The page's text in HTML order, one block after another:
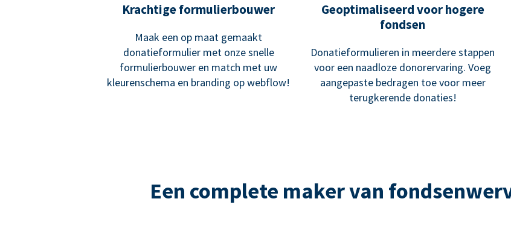
Krachtige formulierbouwer
Maak een op maat gemaakt
donatieformulier met onze snelle
formulierbouwer en match met uw
kleurenschema en branding op webflow!
Geoptimaliseerd voor hogere
fondsen
Donatieformulieren in meerdere stappen
voor een naadloze donorervaring. Voeg
aangepaste bedragen toe voor meer
terugkerende donaties!
Een complete maker van